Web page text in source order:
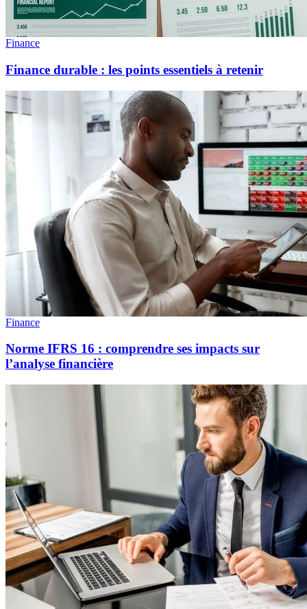
Finance
Finance durable : les points essentiels à retenir
Finance
Norme IFRS 16 : comprendre ses impacts sur
l’analyse financière